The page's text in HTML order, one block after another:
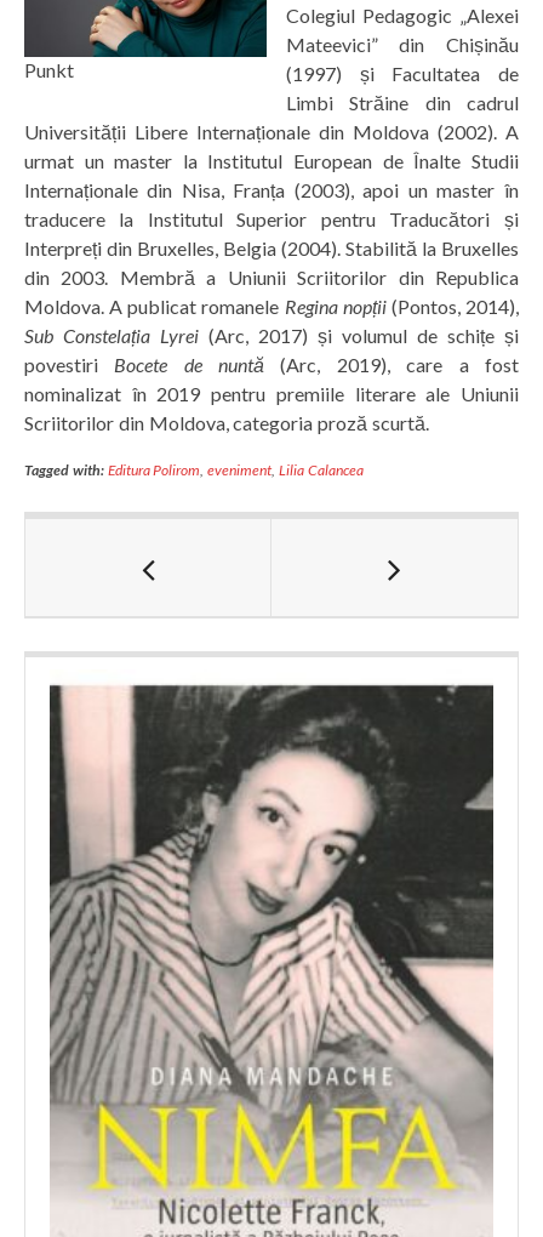
Punkt
Colegiul Pedagogic „Alexei
Mateevici” din Chișinău
(1997) și Facultatea de
Limbi Străine din cadrul
Universității Libere Internaționale din Moldova (2002). A
urmat un master la Institutul European de Înalte Studii
Internaționale din Nisa, Franța (2003), apoi un master în
traducere la Institutul Superior pentru Traducători și
Interpreți din Bruxelles, Belgia (2004). Stabilită la Bruxelles
din 2003. Membră a Uniunii Scriitorilor din Republica
Moldova. A publicat romanele Regina nopții(Pontos, 2014),
Sub Constelația Lyrei (Arc, 2017) și volumul de schițe și
povestiri Bocete de nuntă (Arc, 2019), care a fost
nominalizat în 2019 pentru premiile literare ale Uniunii
Scriitorilor din Moldova, categoria proză scurtă.
Tagged with: Editura Polirom,eveniment,Lilia Calancea